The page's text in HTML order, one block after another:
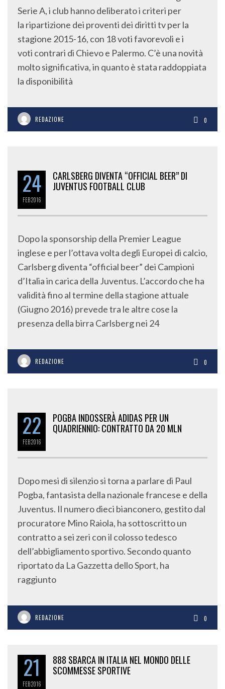
Serie A, i club hanno deliberato i criteri per
la ripartizione dei proventi dei diritti tv per la
stagione 2015-16, con 18 voti favorevoli e i
voti contrari di Chievo e Palermo. C’è una novità
molto significativa, in quanto è stata raddoppiata
la disponibilità
REDAZIONE 0
24
FEB2016
CARLSBERG DIVENTA “OFFICIAL BEER” DI
JUVENTUS FOOTBALL CLUB
Dopo la sponsorship della Premier League
inglese e per l’ottava volta degli Europei di calcio,
Carlsberg diventa “official beer” dei Campioni
d’Italia in carica della Juventus. L’accordo che ha
validità fino al termine della stagione attuale
(Giugno 2016) prevede tra le altre cose la
presenza della birra Carlsberg nei 24
REDAZIONE 0
22
FEB2016
POGBA INDOSSERÀ ADIDAS PER UN
QUADRIENNIO: CONTRATTO DA 20 MLN
Dopo mesi di silenzio si torna a parlare di Paul
Pogba, fantasista della nazionale francese e della
Juventus. Il numero dieci bianconero, gestito dal
procuratore Mino Raiola, ha sottoscritto un
contratto a sei zeri con il colosso tedesco
dell’abbigliamento sportivo. Secondo quanto
riportato da La Gazzetta dello Sport, ha
raggiunto
REDAZIONE 0
21
FEB2016
888 SBARCA IN ITALIA NEL MONDO DELLE
SCOMMESSE SPORTIVE